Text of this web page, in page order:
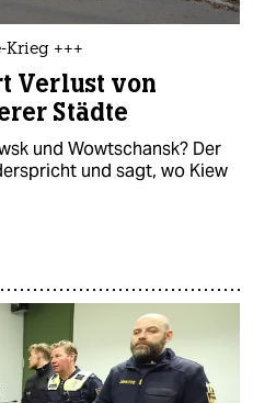
+++
Verlust von
Städte
und Wowtschansk? Der
und sagt, wo Kiew